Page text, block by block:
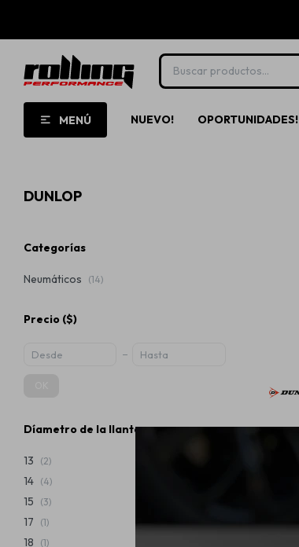
MENÚ NUEVO! OPORTUNIDADES!
DUNLOP
Categorías
Neumáticos (14)
Precio ($)
Díametro de la llanta
13 (2)
14 (4)
15 (3)
17 (1)
18 (1)